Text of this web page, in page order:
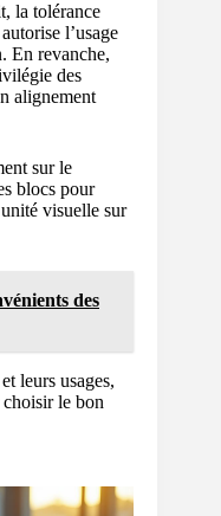
la tolérance
l’usage
En revanche,
des
alignement
sur le
blocs pour
visuelle sur
des
leurs usages,
le bon